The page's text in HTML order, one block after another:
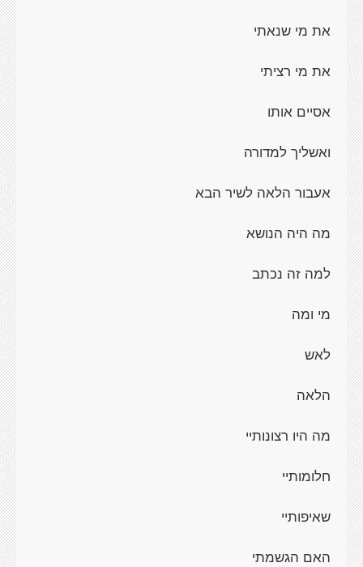
את מי שנאתי
את מי רציתי
אסיים אותו
ואשליך למדורה
אעבור הלאה לשיר הבא
מה היה הנושא
למה זה נכתב
מי ומה
לאש
הלאה
מה היו רצונותיי
חלומותיי
שאיפותיי
האם הגשמתי